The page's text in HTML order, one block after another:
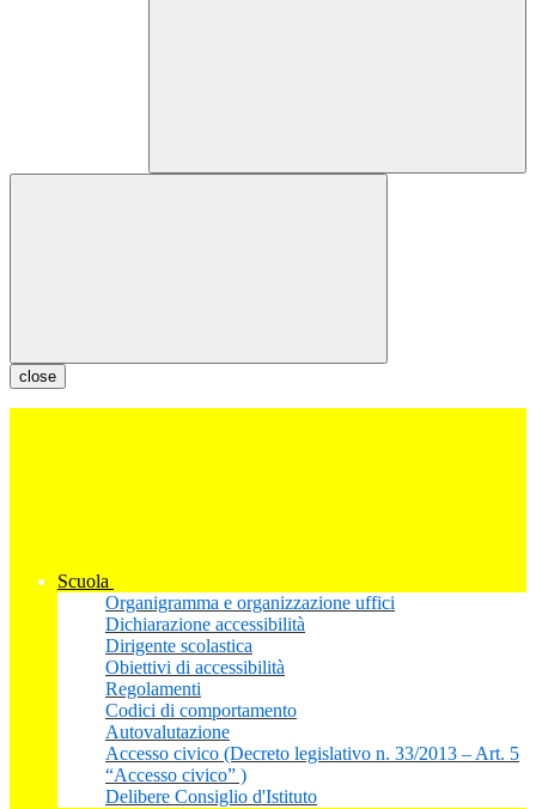
close
Scuola
Organigramma e organizzazione uffici
Dichiarazione accessibilità
Dirigente scolastica
Obiettivi di accessibilità
Regolamenti
Codici di comportamento
Autovalutazione
Accesso civico (Decreto legislativo n. 33/2013 – Art. 5
“Accesso civico” )
Delibere Consiglio d'Istituto